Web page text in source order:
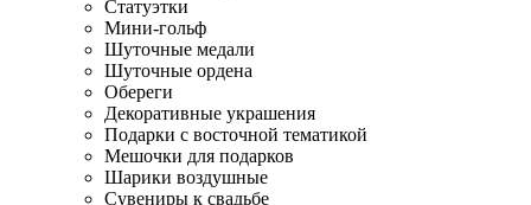
Статуэтки
Мини-гольф
Шуточные медали
Шуточные ордена
Обереги
Декоративные украшения
Подарки с восточной тематикой
Мешочки для подарков
Шарики воздушные
Сувениры к свадьбе